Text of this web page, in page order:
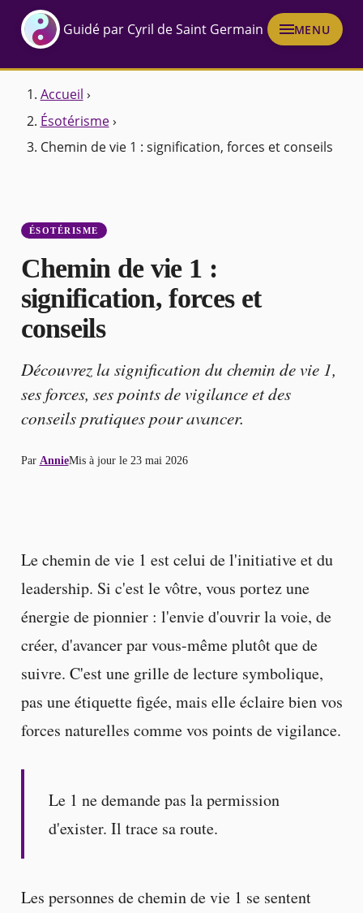
Guidé par Cyril de Saint Germain MENU
Accueil ›
Ésotérisme ›
Chemin de vie 1 : signification, forces et conseils
ÉSOTÉRISME
Chemin de vie 1 :
signification, forces et
conseils
Découvrez la signification du chemin de vie 1,
ses forces, ses points de vigilance et des
conseils pratiques pour avancer.
Par AnnieMis à jour le 23 mai 2026
Le chemin de vie 1 est celui de l'initiative et du
leadership. Si c'est le vôtre, vous portez une
énergie de pionnier : l'envie d'ouvrir la voie, de
créer, d'avancer par vous-même plutôt que de
suivre. C'est une grille de lecture symbolique,
pas une étiquette figée, mais elle éclaire bien vos
forces naturelles comme vos points de vigilance.
Le 1 ne demande pas la permission
d'exister. Il trace sa route.
Les personnes de chemin de vie 1 se sentent